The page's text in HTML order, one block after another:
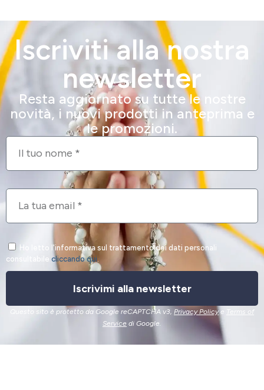
Iscriviti alla nostra
newsletter
Resta aggiornato su tutte le nostre
novità, i nuovi prodotti in anteprima e
le promozioni.
Ho letto l'informativa sul trattamento dei dati personali
consultabile cliccando qui.
Iscrivimi alla newsletter
Questo sito è protetto da Google reCAPTCHA v3, Privacy Policye Terms of
Service di Google.